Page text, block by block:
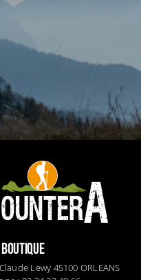
Lewy 45100 ORLEANS